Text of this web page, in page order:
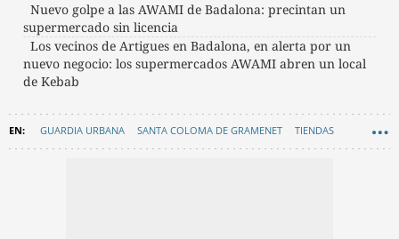
Nuevo golpe a las AWAMI de Badalona: precintan un
supermercado sin licencia
Los vecinos de Artigues en Badalona, en alerta por un
nuevo negocio: los supermercados AWAMI abren un local
de Kebab
GUARDIA URBANA SANTA COLOMA DE GRAMENET TIENDAS